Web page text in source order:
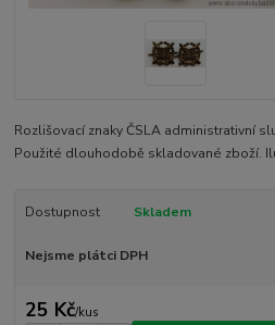
Rozlišovací znaky ČSLA administrativní
Použité dlouhodobě skladované zboží.
Dostupnost Skladem
Nejsme plátci DPH
25 Kč/kus